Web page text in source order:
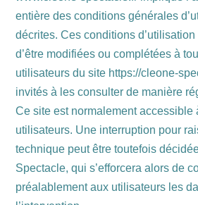
entière des conditions générales
décrites. Ces conditions
d’être modifiées ou complétées à
utilisateurs du site https://cleone-
invités à les consulter de manière
Ce site est normalement accessible
utilisateurs. Une interruption pour
technique peut être toutefois
Spectacle, qui s’efforcera alors de
préalablement aux utilisateurs les